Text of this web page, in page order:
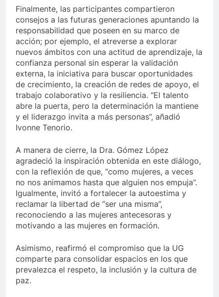
Finalmente, las participantes compartieron
consejos a las futuras generaciones apuntando la
responsabilidad que poseen en su marco de
acción; por ejemplo, el atreverse a explorar
nuevos ámbitos con una actitud de aprendizaje, la
confianza personal sin esperar la validación
externa, la iniciativa para buscar oportunidades
de crecimiento, la creación de redes de apoyo, el
trabajo colaborativo y la resiliencia. “El talento
abre la puerta, pero la determinación la mantiene
y el liderazgo invita a más personas”, añadió
Ivonne Tenorio.
A manera de cierre, la Dra. Gómez López
agradeció la inspiración obtenida en este diálogo,
con la reflexión de que, “como mujeres, a veces
no nos animamos hasta que alguien nos empuja”.
Igualmente, invitó a fortalecer la autoestima y
reclamar la libertad de “ser una misma”,
reconociendo a las mujeres antecesoras y
motivando a las mujeres en formación.
Asimismo, reafirmó el compromiso que la UG
comparte para consolidar espacios en los que
prevalezca el respeto, la inclusión y la cultura de
paz.